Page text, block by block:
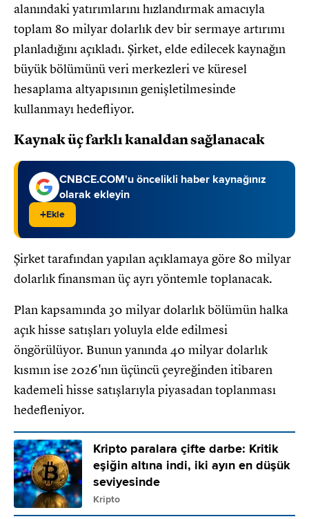
alanındaki yatırımlarını hızlandırmak amacıyla
toplam 80 milyar dolarlık dev bir sermaye artırımı
planladığını açıkladı. Şirket, elde edilecek kaynağın
büyük bölümünü veri merkezleri ve küresel
hesaplama altyapısının genişletilmesinde
kullanmayı hedefliyor.
Kaynak üç farklı kanaldan sağlanacak
CNBCE.COM'u öncelikli haber kaynağınız
olarak ekleyin
+Ekle
Şirket tarafından yapılan açıklamaya göre 80 milyar
dolarlık finansman üç ayrı yöntemle toplanacak.
Plan kapsamında 30 milyar dolarlık bölümün halka
açık hisse satışları yoluyla elde edilmesi
öngörülüyor. Bunun yanında 40 milyar dolarlık
kısmın ise 2026'nın üçüncü çeyreğinden itibaren
kademeli hisse satışlarıyla piyasadan toplanması
hedefleniyor.
Kripto paralara çifte darbe: Kritik
eşiğin altına indi, iki ayın en düşük
seviyesinde
Kripto